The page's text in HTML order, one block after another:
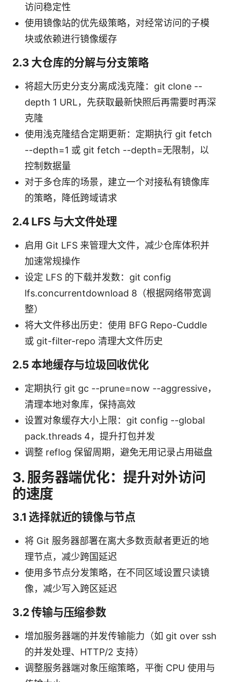
访问稳定性
使用镜像站的优先级策略，对经常访问的子模
块或依赖进行镜像缓存
2.3 大仓库的分解与分支策略
将超大历史分支分离成浅克隆：git clone --
depth 1 URL，先获取最新快照后再需要时再深
克隆
使用浅克隆结合定期更新：定期执行 git fetch
--depth=1 或 git fetch --depth=无限制，以
控制数据量
对于多仓库的场景，建立一个对接私有镜像库
的策略，降低跨域请求
2.4 LFS 与大文件处理
启用 Git LFS 来管理大文件，减少仓库体积并
加速常规操作
设定 LFS 的下载并发数：git config
lfs.concurrentdownload 8（根据网络带宽调
整）
将大文件移出历史：使用 BFG Repo-Cuddle
或 git-filter-repo 清理大文件历史
2.5 本地缓存与垃圾回收优化
定期执行 git gc --prune=now --aggressive，
清理本地对象库，保持高效
设置对象缓存大小上限：git config --global
pack.threads 4，提升打包并发
调整 reflog 保留周期，避免无用记录占用磁盘
3. 服务器端优化：提升对外访问
的速度
3.1 选择就近的镜像与节点
将 Git 服务器部署在离大多数贡献者更近的地
理节点，减少跨国延迟
使用多节点分发策略，在不同区域设置只读镜
像，减少写入跨区延迟
3.2 传输与压缩参数
增加服务器端的并发传输能力（如 git over ssh
的并发处理、HTTP/2 支持）
调整服务器端对象压缩策略，平衡 CPU 使用与